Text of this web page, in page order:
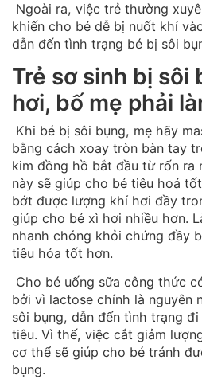
Ngoài ra, việc trẻ thường
khiến cho bé dễ bị nuốt khí
dẫn đến tình trạng bé bị sôi
Trẻ sơ sinh bị sôi
hơi, bố mẹ phải
Khi bé bị sôi bụng, mẹ hãy
bằng cách xoay tròn bàn tay
kim đồng hồ bắt đầu từ rốn ra
này sẽ giúp cho bé tiêu hoá
bớt được lượng khí hơi đầy
giúp cho bé xì hơi nhiều hơn.
nhanh chóng khỏi chứng đầy
tiêu hóa tốt hơn.
Cho bé uống sữa công thức
bởi vì lactose chính là nguyên
sôi bụng, dẫn đến tình trạng
tiêu. Vì thế, việc cắt giảm
cơ thể sẽ giúp cho bé tránh
bụng.